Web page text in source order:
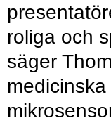
roliga och
säger